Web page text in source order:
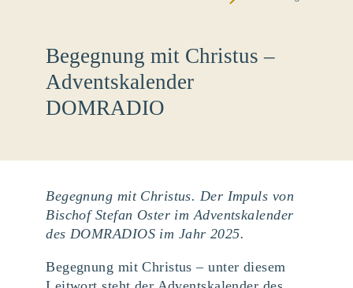
Begegnung mit Christus –
Adventskalender
DOMRADIO
Begegnung mit Christus. Der Impuls von
Bischof Stefan Oster im Adventskalender
des DOMRADIOS im Jahr 2025.
Begegnung mit Christus – unter diesem